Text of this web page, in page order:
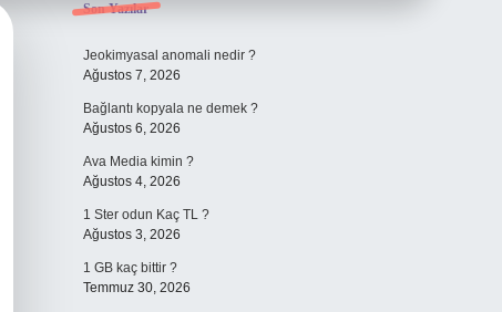
Sidebar
Son Yazılar
Jeokimyasal anomali nedir ?
Ağustos 7, 2026
Bağlantı kopyala ne demek ?
Ağustos 6, 2026
Ava Media kimin ?
Ağustos 4, 2026
1 Ster odun Kaç TL ?
Ağustos 3, 2026
1 GB kaç bittir ?
Temmuz 30, 2026